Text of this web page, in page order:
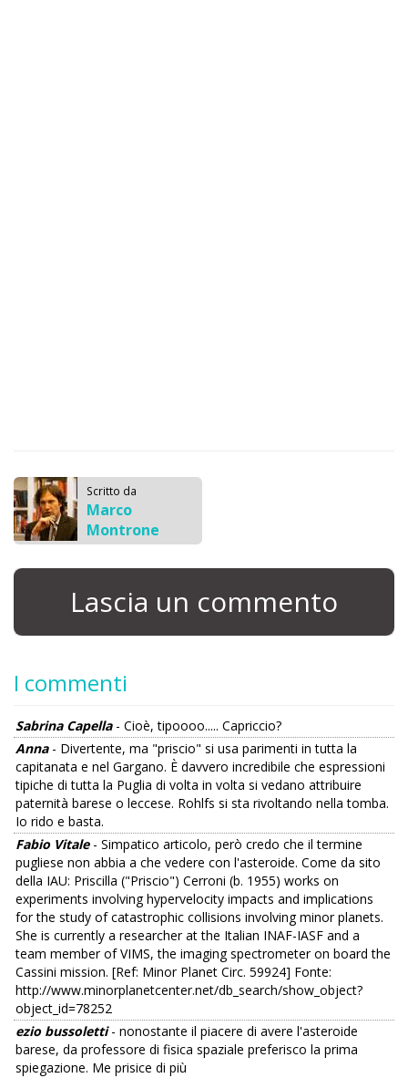
Scritto da
Marco
Montrone
Lascia un commento
I commenti
Sabrina Capella- Cioè, tipoooo..... Capriccio?
Anna- Divertente, ma "priscio" si usa parimenti in tutta la
capitanata e nel Gargano. È davvero incredibile che espressioni
tipiche di tutta la Puglia di volta in volta si vedano attribuire
paternità barese o leccese. Rohlfs si sta rivoltando nella tomba.
Io rido e basta.
Fabio Vitale- Simpatico articolo, però credo che il termine
pugliese non abbia a che vedere con l'asteroide. Come da sito
della IAU: Priscilla ("Priscio") Cerroni (b. 1955) works on
experiments involving hypervelocity impacts and implications
for the study of catastrophic collisions involving minor planets.
She is currently a researcher at the Italian INAF-IASF and a
team member of VIMS, the imaging spectrometer on board the
Cassini mission. [Ref: Minor Planet Circ. 59924] Fonte:
http://www.minorplanetcenter.net/db_search/show_object?
object_id=78252
ezio bussoletti- nonostante il piacere di avere l'asteroide
barese, da professore di fisica spaziale preferisco la prima
spiegazione. Me prisice di più